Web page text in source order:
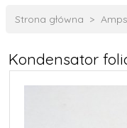
Strona główna
Kondensator